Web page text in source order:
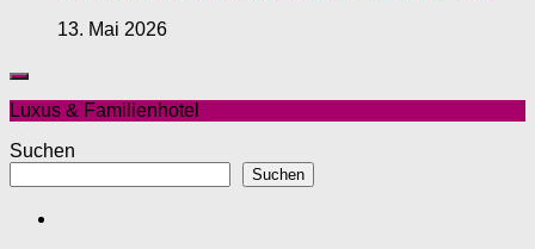
13. Mai 2026
Luxus & Familienhotel
Suchen
Suchen